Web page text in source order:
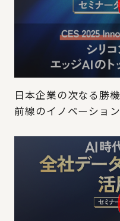
日本企業の次なる勝
前線のイノベーション